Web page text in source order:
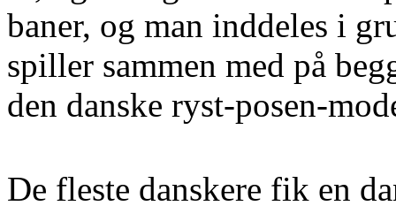
baner, og man inddeles i
spiller sammen med på
den danske ryst-posen-
De fleste danskere fik en